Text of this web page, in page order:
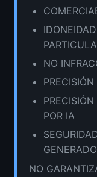
NO
POR IA
NO